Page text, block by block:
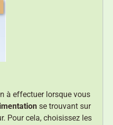
à effectuer lorsque vous
se trouvant sur
Pour cela, choisissez les